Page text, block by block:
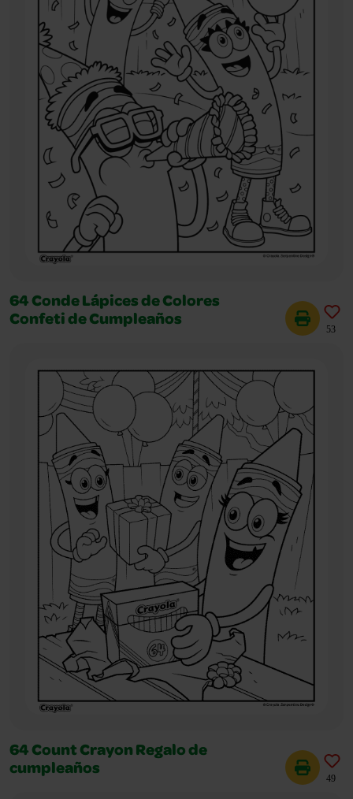
64 Conde Lápices de Colores
Confeti de Cumpleaños
53
64 Count Crayon Regalo de
cumpleaños
49